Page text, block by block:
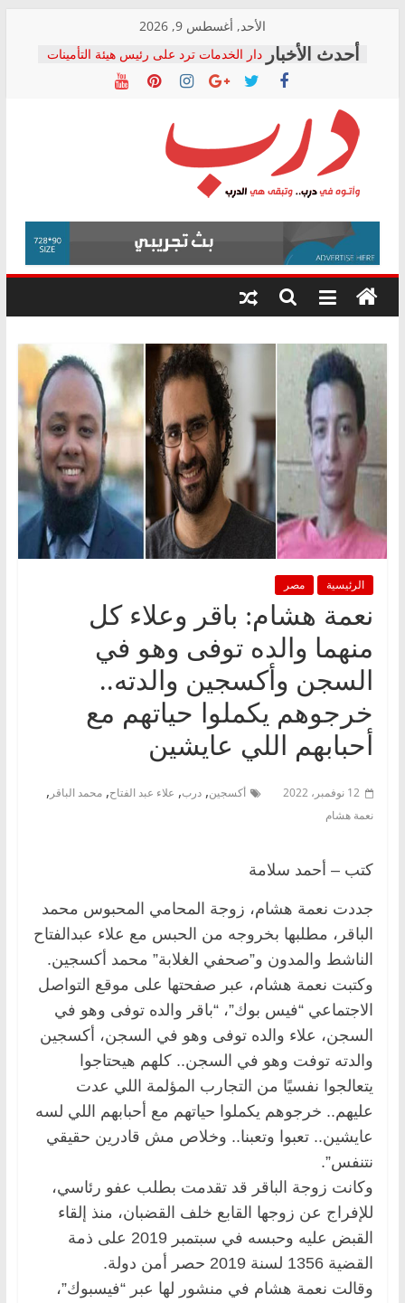
content
الأحد, أغسطس 9, 2026
المجلس القومي لحقوق الإنسان يعلن
متابعة قضية الدكتور محمد زهران.. ويؤكد:
قرينة البراءة وضمانات المحاكمة العادلة
حق أصيل
بعد مؤتمره الصحفي: إنكار الأزمة لا ينهي
معاناة أصحاب المعاشات.. ونطالب بكشف
الشركة المنفذة
فرحات سليمان يكتب: القطاع الصحي إلى
أين؟
في الصحة” بالإسكندرية لرصد الانتهاكات
ودعم المرضى
صور .. اعتماد الرسومات النهائية للقرار
الوزاري لمدينة الصحفيين.. وانتهاء أعمال
إنشاء المبنى الإداري
درب
وأتوه
درب..
وتبقى
هي
الرئيسية مصر
نعمة هشام: باقر وعلاء كل
منهما والده توفى وهو في
السجن وأكسجين والدته..
خرجوهم يكملوا حياتهم مع
أحبابهم اللي عايشين
12 نوفمبر، 2022 أكسجين, درب, علاء عبد الفتاح, محمد الباقر ,
نعمة هشام
كتب – أحمد سلامة
جددت نعمة هشام، زوجة المحامي المحبوس محمد
الباقر، مطلبها بخروجه من الحبس مع علاء عبدالفتاح
الناشط والمدون و”صحفي الغلابة” محمد أكسجين.
وكتبت نعمة هشام، عبر صفحتها على موقع التواصل
الاجتماعي “فيس بوك”، “باقر والده توفى وهو في
السجن، علاء والده توفى وهو في السجن، أكسجين
والدته توفت وهو في السجن.. كلهم هيحتاجوا
يتعالجوا نفسيًا من التجارب المؤلمة اللي عدت
عليهم.. خرجوهم يكملوا حياتهم مع أحبابهم اللي لسه
عايشين.. تعبوا وتعبنا.. وخلاص مش قادرين حقيقي
نتنفس”.
وكانت زوجة الباقر قد تقدمت بطلب عفو رئاسي،
للإفراج عن زوجها القابع خلف القضبان، منذ إلقاء
القبض عليه وحبسه في سبتمبر 2019 على ذمة
القضية 1356 لسنة 2019 حصر أمن دولة.
وقالت نعمة هشام في منشور لها عبر “فيسبوك”،